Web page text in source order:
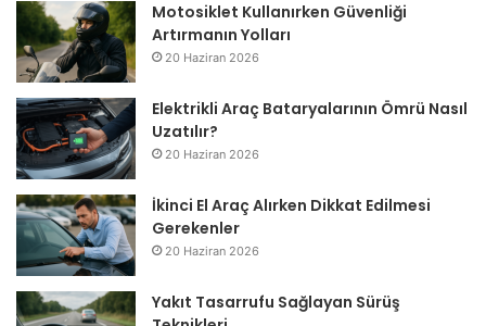
Motosiklet Kullanırken Güvenliği
Artırmanın Yolları
20 Haziran 2026
Elektrikli Araç Bataryalarının Ömrü Nasıl
Uzatılır?
20 Haziran 2026
İkinci El Araç Alırken Dikkat Edilmesi
Gerekenler
20 Haziran 2026
Yakıt Tasarrufu Sağlayan Sürüş